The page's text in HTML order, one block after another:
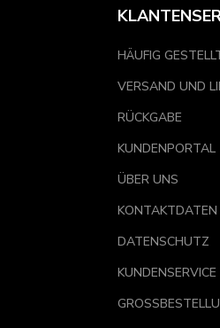
HÄUFIG
VERSAND UND
RÜCKGABE
KUNDENPORTAL
ÜBER UNS
KONTAKTDATEN
DATENSCHUTZ